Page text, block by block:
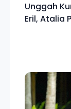
Unggah
Eril, Atalia